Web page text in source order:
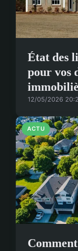
État des
pour vos
12/05/2026
ACTU